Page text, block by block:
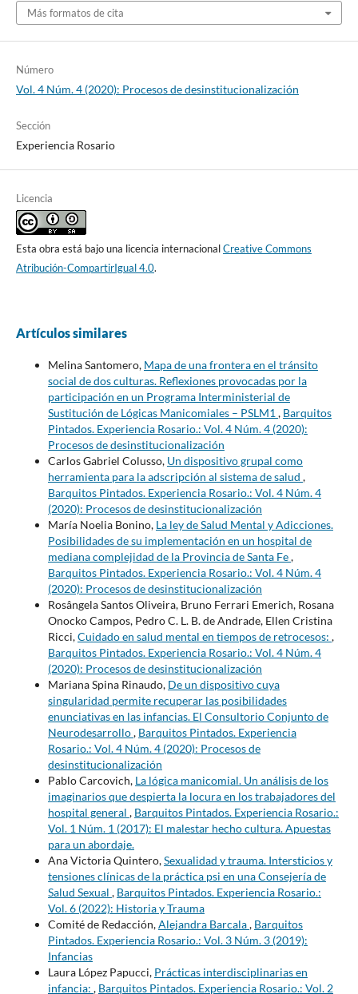
Más formatos de cita
Número
Vol. 4 Núm. 4 (2020): Procesos de desinstitucionalización
Sección
Experiencia Rosario
Licencia
Esta obra está bajo una licencia internacionalCreative Commons
Atribución-CompartirIgual 4.0.
Artículos similares
Melina Santomero, Mapa de una frontera en el tránsito
social de dos culturas. Reflexiones provocadas por la
participación en un Programa Interministerial de
Sustitución de Lógicas Manicomiales – PSLM1 , Barquitos
Pintados. Experiencia Rosario.: Vol. 4 Núm. 4 (2020):
Procesos de desinstitucionalización
Carlos Gabriel Colusso, Un dispositivo grupal como
herramienta para la adscripción al sistema de salud ,
Barquitos Pintados. Experiencia Rosario.: Vol. 4 Núm. 4
(2020): Procesos de desinstitucionalización
María Noelia Bonino, La ley de Salud Mental y Adicciones.
Posibilidades de su implementación en un hospital de
mediana complejidad de la Provincia de Santa Fe,
Barquitos Pintados. Experiencia Rosario.: Vol. 4 Núm. 4
(2020): Procesos de desinstitucionalización
Rosângela Santos Oliveira, Bruno Ferrari Emerich, Rosana
Onocko Campos, Pedro C. L. B. de Andrade, Ellen Cristina
Ricci,Cuidado en salud mental en tiempos de retrocesos: ,
Barquitos Pintados. Experiencia Rosario.: Vol. 4 Núm. 4
(2020): Procesos de desinstitucionalización
Mariana Spina Rinaudo, De un dispositivo cuya
singularidad permite recuperar las posibilidades
enunciativas en las infancias. El Consultorio Conjunto de
Neurodesarrollo, Barquitos Pintados. Experiencia
Rosario.: Vol. 4 Núm. 4 (2020): Procesos de
desinstitucionalización
Pablo Carcovich, La lógica manicomial. Un análisis de los
imaginarios que despierta la locura en los trabajadores del
hospital general , Barquitos Pintados. Experiencia Rosario.:
Vol. 1 Núm. 1 (2017): El malestar hecho cultura. Apuestas
para un abordaje.
Ana Victoria Quintero,Sexualidad y trauma. Intersticios y
tensiones clínicas de la práctica psi en una Consejería de
Salud Sexual , Barquitos Pintados. Experiencia Rosario.:
Vol. 6 (2022): Historia y Trauma
Comité de Redacción,Alejandra Barcala, Barquitos
Pintados. Experiencia Rosario.: Vol. 3 Núm. 3 (2019):
Infancias
Laura López Papucci, Prácticas interdisciplinarias en
infancia: , Barquitos Pintados. Experiencia Rosario.: Vol. 2